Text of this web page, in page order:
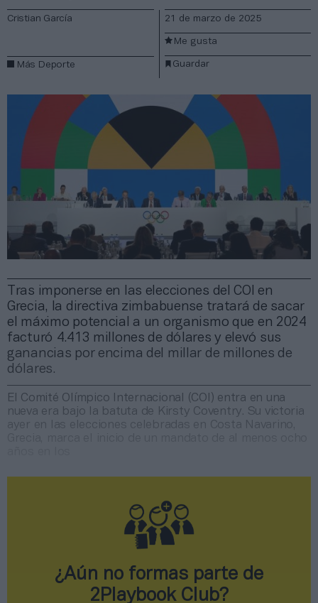
Tras imponerse en las elecciones del COI en
Grecia, la directiva zimbabuense tratará de sacar
el máximo potencial a un organismo que en 2024
facturó 4.413 millones de dólares y elevó sus
ganancias por encima del millar de millones de
dólares.
Cristian García
Más Deporte
21 de marzo de 2025
Guardar
Me gusta
El Comité Olímpico Internacional (COI) entra en una
nueva era bajo la batuta de Kirsty Coventry. Su victoria
ayer en las elecciones celebradas en Costa Navarino,
¿Aún no formas parte de
2Playbook Club?